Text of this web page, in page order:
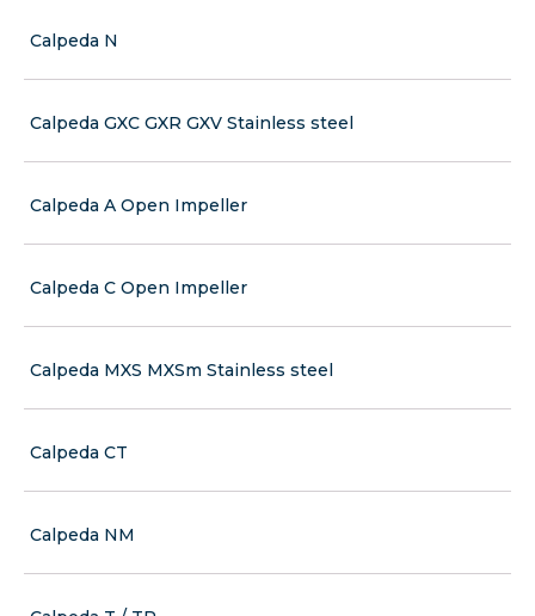
Calpeda N
Calpeda GXC GXR GXV Stainless steel
Calpeda A Open Impeller
Calpeda C Open Impeller
Calpeda MXS MXSm Stainless steel
Calpeda CT
Calpeda NM